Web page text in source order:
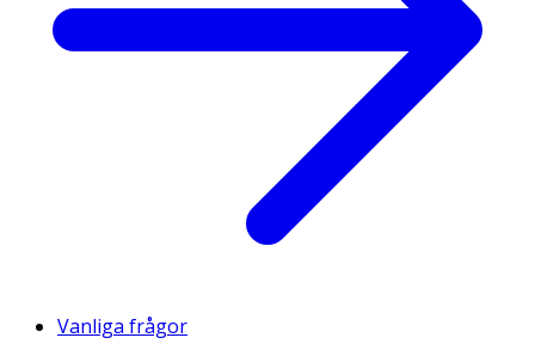
Vanliga frågor